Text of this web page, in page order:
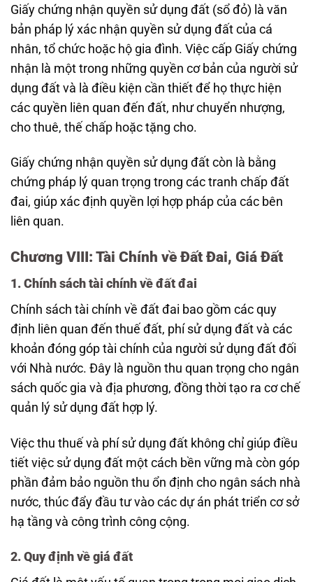
Giấy chứng nhận quyền sử dụng đất (sổ đỏ) là văn
bản pháp lý xác nhận quyền sử dụng đất của cá
nhân, tổ chức hoặc hộ gia đình. Việc cấp Giấy chứng
nhận là một trong những quyền cơ bản của người sử
dụng đất và là điều kiện cần thiết để họ thực hiện
các quyền liên quan đến đất, như chuyển nhượng,
cho thuê, thế chấp hoặc tặng cho.
Giấy chứng nhận quyền sử dụng đất còn là bằng
chứng pháp lý quan trọng trong các tranh chấp đất
đai, giúp xác định quyền lợi hợp pháp của các bên
liên quan.
Chương VIII: Tài Chính về Đất Đai, Giá Đất
1. Chính sách tài chính về đất đai
Chính sách tài chính về đất đai bao gồm các quy
định liên quan đến thuế đất, phí sử dụng đất và các
khoản đóng góp tài chính của người sử dụng đất đối
với Nhà nước. Đây là nguồn thu quan trọng cho ngân
sách quốc gia và địa phương, đồng thời tạo ra cơ chế
quản lý sử dụng đất hợp lý.
Việc thu thuế và phí sử dụng đất không chỉ giúp điều
tiết việc sử dụng đất một cách bền vững mà còn góp
phần đảm bảo nguồn thu ổn định cho ngân sách nhà
nước, thúc đẩy đầu tư vào các dự án phát triển cơ sở
hạ tầng và công trình công cộng.
2. Quy định về giá đất